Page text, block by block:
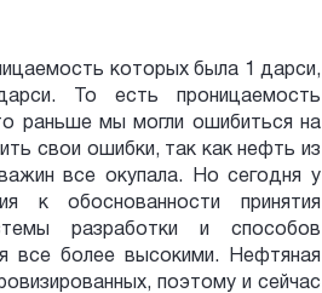
которых была 1 дарси,
То есть проницаемость
раньше мы могли ошибиться на
свои ошибки, так как нефть из
все окупала. Но сегодня у
к обоснованности принятия
разработки и способов
все более высокими. Нефтяная
поэтому и сейчас